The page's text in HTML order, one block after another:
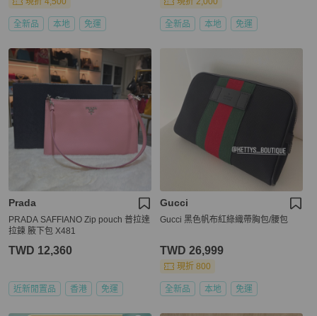
全新品 本地 免運 全新品 本地 免運
Prada
PRADA SAFFIANO Zip pouch 普拉達
拉鍊 腋下包 X481
TWD 12,360
近新閒置品 香港 免運
Gucci
Gucci 黑色帆布紅綠織帶胸包/腰包
TWD 26,999
現折 800
全新品 本地 免運